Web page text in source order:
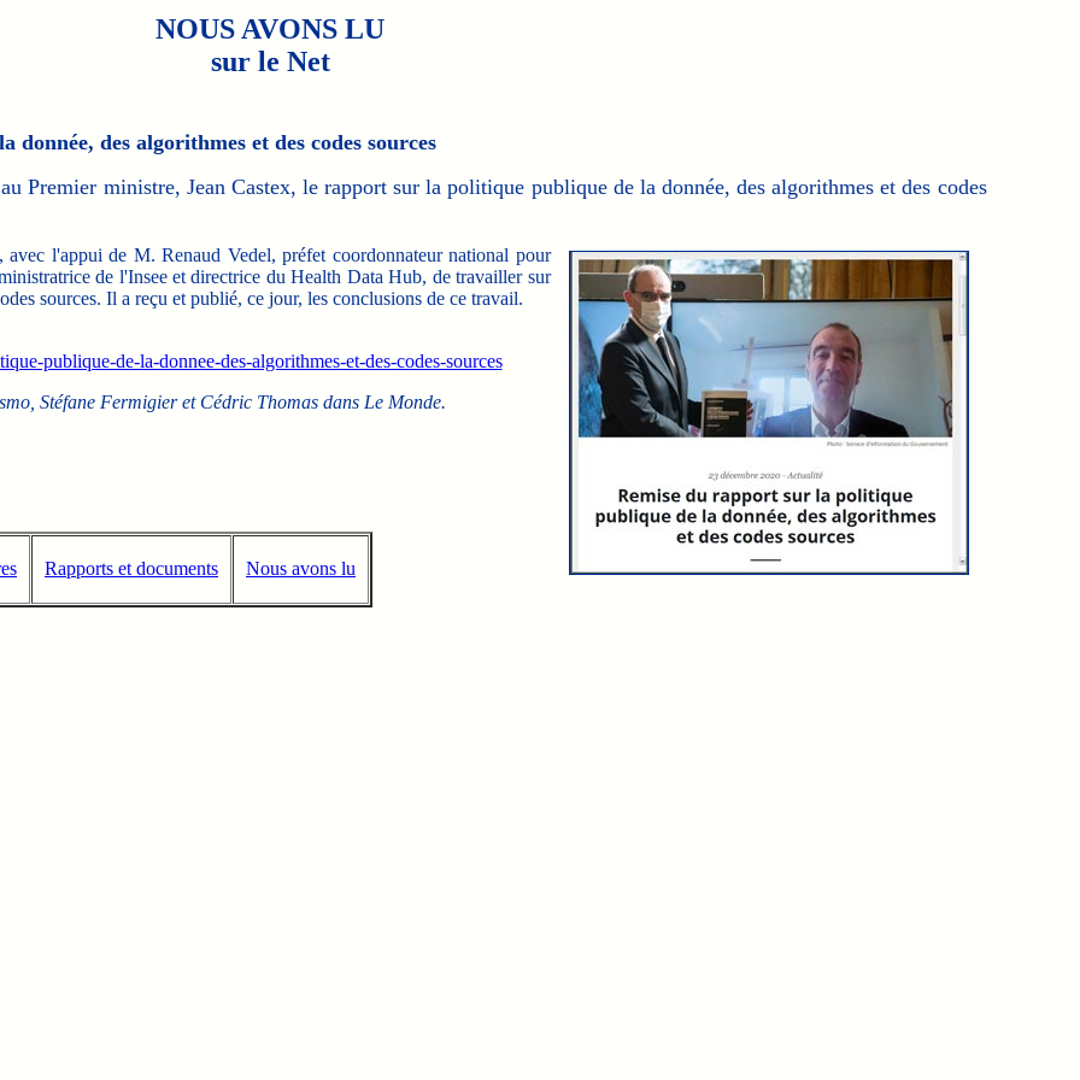
NOUS AVONS LU
sur le Net
des algorithmes et des codes sources
Premier ministre, Jean Castex, le rapport sur la politique publique de la donnée, des algorithmes et des codes
l'appui de M. Renaud Vedel, préfet coordonnateur national pour
de l'Insee et directrice du Health Data Hub, de travailler sur
sources. Il a reçu et publié, ce jour, les conclusions de ce travail.
publique-de-la-donnee-des-algorithmes-et-des-codes-sources
Stéfane Fermigier et Cédric Thomas dans Le Monde.
Rapports et documents Nous avons lu